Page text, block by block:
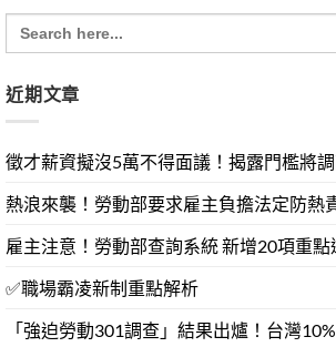
Search
for:
近期文章
徵才薪資擬沒5萬不得面議！揭露門檻將
熱浪來襲！勞動部要求雇主負擔法定防熱
雇主注意！勞動部查詢系統 新增20項重點
✅職場霸凌新制重點解析
「強迫勞動301調查」結果出爐！台灣